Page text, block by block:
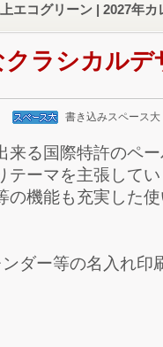
エコグリーン | 2027年カ
クラシカル
書き込みスペース大
来る国際特許のペ
テーマを主張して
の機能も充実した
ダー等の名入れ印